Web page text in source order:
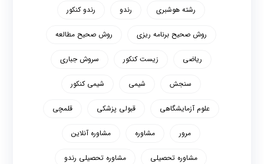
رشته هوشبری رندو رندو کنکور
روش صحیح برنامه ریزی روش صحیح مطالعه
ریاضی زیست کنکور سروش جباری
سنجش شیمی شیمی کنکور
علوم آزمایشگاهی قبولی پزشکی قلمچی
مرور مشاوره مشاوره آنلاین
مشاوره تحصیلی مشاوره تحصیلی رندو